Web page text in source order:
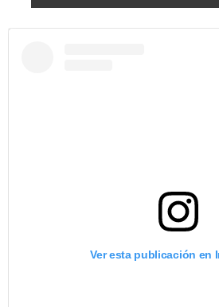
Ver esta publicación en